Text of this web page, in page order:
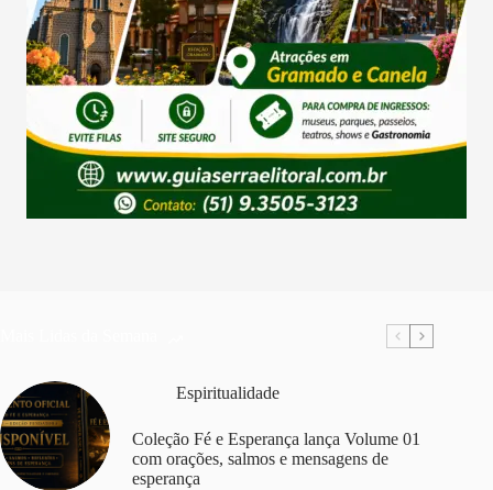
Espiritualidade
Coleção Fé e Esperança lança Volume 01
com orações, salmos e mensagens de
esperança